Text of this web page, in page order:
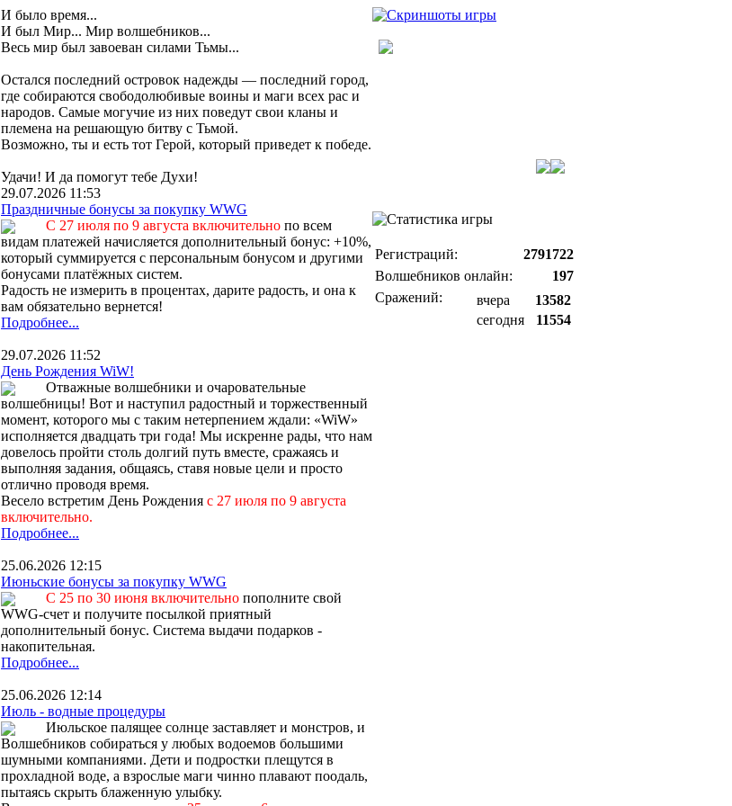
И было время...
И был Мир... Мир волшебников...
Весь мир был завоеван силами Тьмы...
Остался последний островок надежды — последний город,
где собираются свободолюбивые воины и маги всех рас и
народов. Самые могучие из них поведут свои кланы и
племена на решающую битву с Тьмой.
Возможно, ты и есть тот Герой, который приведет к победе.
Удачи! И да помогут тебе Духи!
29.07.2026 11:53
Праздничные бонусы за покупку WWG
С 27 июля по 9 августа включительно по всем
видам платежей начисляется дополнительный бонус: +10%,
который суммируется с персональным бонусом и другими
бонусами платёжных систем.
Радость не измерить в процентах, дарите радость, и она к
вам обязательно вернется!
Подробнее...
29.07.2026 11:52
День Рождения WiW!
Отважные волшебники и очаровательные
волшебницы! Вот и наступил радостный и торжественный
момент, которого мы с таким нетерпением ждали: «WiW»
исполняется двадцать три года! Мы искренне рады, что нам
довелось пройти столь долгий путь вместе, сражаясь и
выполняя задания, общаясь, ставя новые цели и просто
отлично проводя время.
Весело встретим День Рождения с 27 июля по 9 августа
включительно.
Подробнее...
25.06.2026 12:15
Июньские бонусы за покупку WWG
С 25 по 30 июня включительно пополните свой
WWG-счет и получите посылкой приятный
дополнительный бонус. Система выдачи подарков -
накопительная.
Подробнее...
25.06.2026 12:14
Июль - водные процедуры
Июльское палящее солнце заставляет и монстров, и
Волшебников собираться у любых водоемов большими
шумными компаниями. Дети и подростки плещутся в
прохладной воде, а взрослые маги чинно плавают поодаль,
пытаясь скрыть блаженную улыбку.
Регистраций:
2791722
Волшебников онлайн:
197
Сражений:
вчера
13582
сегодня
11554